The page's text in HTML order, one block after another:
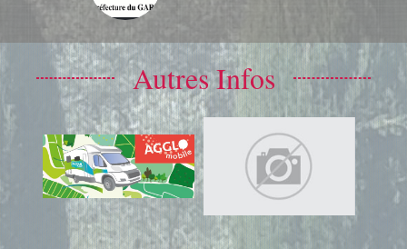
Autres Infos